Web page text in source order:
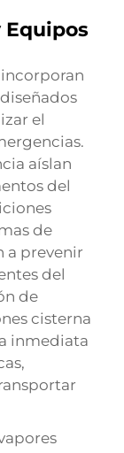
Equipos
el
aíslan
del
de
a prevenir
del
de
cisterna
inmediata